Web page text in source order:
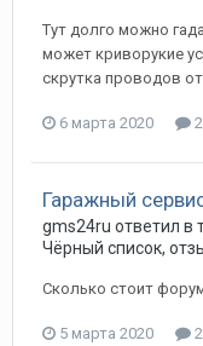
Тут долго можно
может криворукие
скрутка проводов
6 марта 2020
Гаражный
gms24ru ответил в
Чёрный список,
Сколько стоит
5 марта 2020